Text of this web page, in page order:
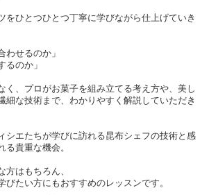
をひとつひとつ丁寧に学びながら仕上げていき
わせるのか」
るのか」
く、プロがお菓子を組み立てる考え方や、美し
細な技術まで、わかりやすく解説していただき
シエたちが学びに訪れる昆布シェフの技術と感
る貴重な機会。
方はもちろん、
びたい方にもおすすめのレッスンです。